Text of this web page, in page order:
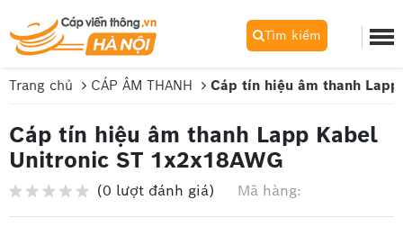
Tìm kiếm
Trang chủ CÁP ÂM THANH Cáp tín hiệu âm thanh
Cáp tín hiệu âm thanh Lapp Kabel
Unitronic ST 1x2x18AWG
(0 lượt đánh giá) Mã hàng: